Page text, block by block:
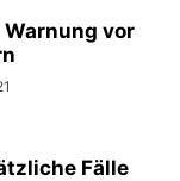
Warnung vor
Fälle